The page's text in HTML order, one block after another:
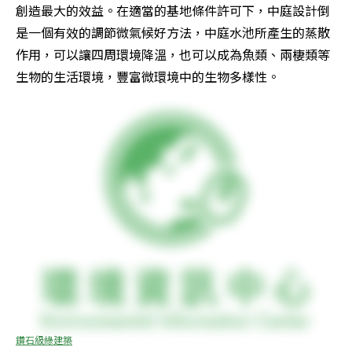
創造最大的效益。在適當的基地條件許可下，中庭設計倒
是一個有效的調節微氣候好方法，中庭水池所產生的蒸散
作用，可以讓四周環境降溫，也可以成為魚類、兩棲類等
生物的生活環境，豐富微環境中的生物多樣性。
鑽石級綠建築